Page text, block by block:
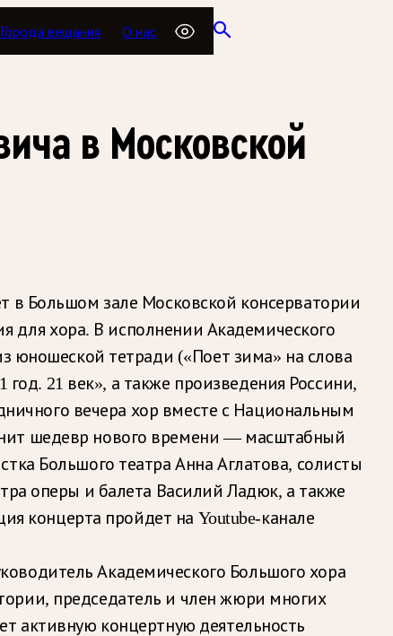
Города вещания О нас
в Московской
в Большом зале Московской консерватории
для хора. В исполнении Академического
юношеской тетради («Поет зима» на слова
21 век», а также произведения Россини,
вечера хор вместе с Национальным
шедевр нового времени — масштабный
Большого театра Анна Аглатова, солисты
оперы и балета Василий Ладюк, а также
концерта пройдет на Youtube-канале
Академического Большого хора
председатель и член жюри многих
активную концертную деятельность